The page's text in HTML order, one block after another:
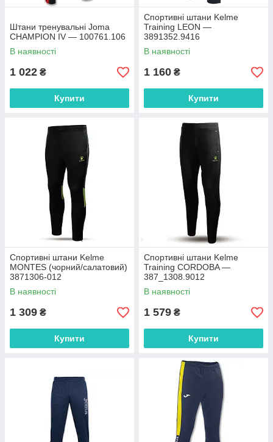
Штани тренувальні Joma
CHAMPION IV — 100761.106
В наявності
1 022 ₴
Купити
Спортивні штани Kelme
Training LEON —
3891352.9416
В наявності
1 160 ₴
Купити
Спортивні штани Kelme
MONTES (чорний/салатовий)
3871306-012
В наявності
1 309 ₴
Купити
Спортивні штани Kelme
Training CORDOBA —
387_1308.9012
В наявності
1 579 ₴
Купити